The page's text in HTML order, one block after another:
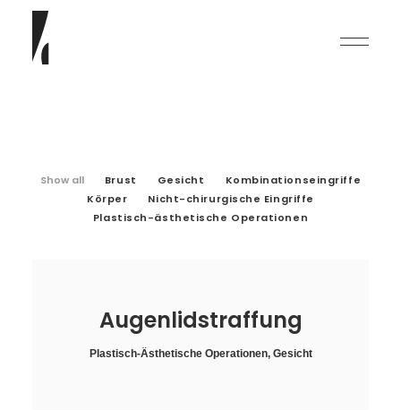
Show all Brust Gesicht
Kombinationseingriffe
Körper
Nicht-chirurgische Eingriffe
Plastisch-ästhetische Operationen
Augenlidstraffung
Plastisch-Ästhetische Operationen, Gesicht